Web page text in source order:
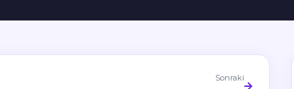
Sonraki